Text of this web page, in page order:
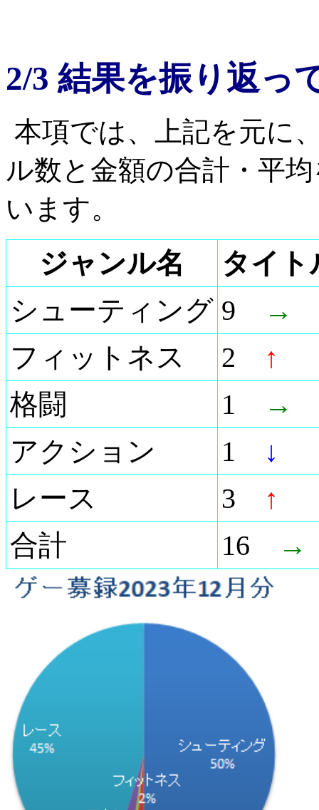
2/3 結果を振り返
本項では、上記を元に
ル数と金額の合計・平
います。
ジャンル名
タイト
シューティング 9
→
フィットネス
2
↑
格闘
1
→
アクション
1
↓
レース
3
↑
合計
16 →